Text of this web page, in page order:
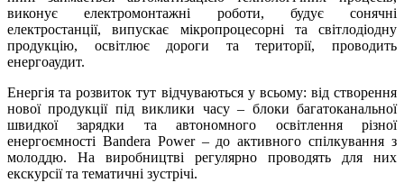
виконує електромонтажні роботи, будує сонячні
електростанції, випускає мікропроцесорні та світлодіодну
продукцію, освітлює дороги та території, проводить
енергоаудит.
Енергія та розвиток тут відчуваються у всьому: від створення
нової продукції під виклики часу – блоки багатоканальної
швидкої зарядки та автономного освітлення різної
енергоємності Bandera Power – до активного спілкування з
молоддю. На виробництві регулярно проводять для них
екскурсії та тематичні зустрічі.